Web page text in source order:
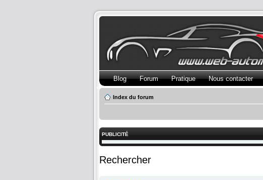
Blog Forum Pratique Nous contacter
Index du forum
PUBLICITÉ
Rechercher